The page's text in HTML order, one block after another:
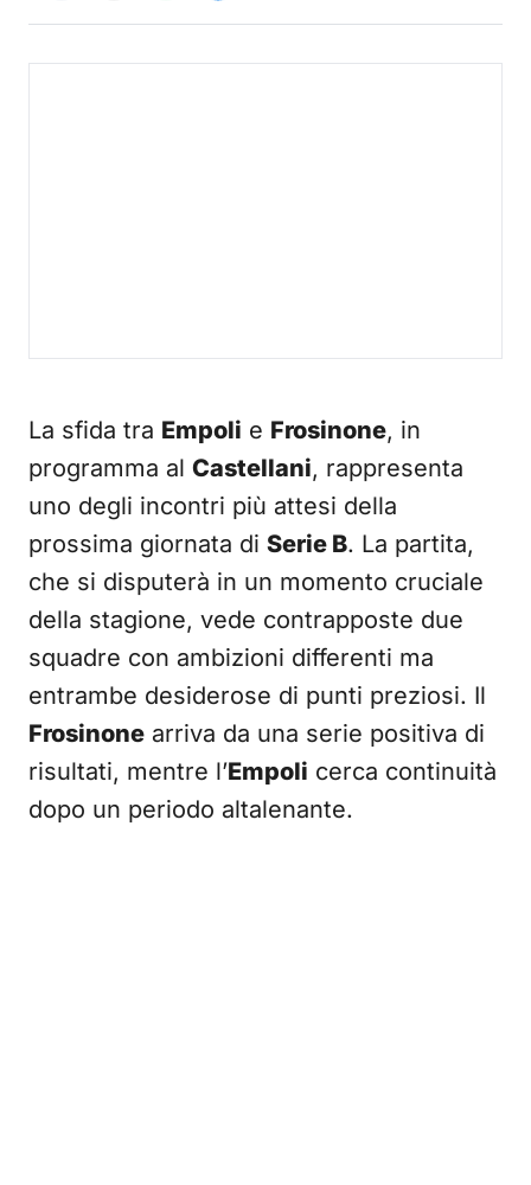
La sfida tra Empoli e Frosinone, in
programma al Castellani, rappresenta
uno degli incontri più attesi della
prossima giornata di Serie B. La partita,
che si disputerà in un momento cruciale
della stagione, vede contrapposte due
squadre con ambizioni differenti ma
entrambe desiderose di punti preziosi. Il
Frosinone arriva da una serie positiva di
risultati, mentre l’Empoli cerca continuità
dopo un periodo altalenante.